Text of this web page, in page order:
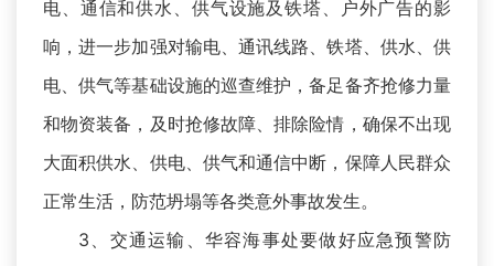
电、通信和供水、供气设施及铁塔、户外广告的影
响，进一步加强对输电、通讯线路、铁塔、供水、供
电、供气等基础设施的巡查维护，备足备齐抢修力量
和物资装备，及时抢修故障、排除险情，确保不出现
大面积供水、供电、供气和通信中断，保障人民群众
正常生活，防范坍塌等各类意外事故发生。
3、交通运输、华容海事处要做好应急预警防